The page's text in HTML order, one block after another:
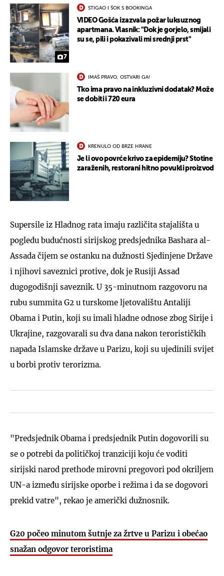
7
STIGAO I ŠOK S BOOKINGA
VIDEO Gošća izazvala požar luksuznog
apartmana. Vlasnik: "Dok je gorjelo, smijali
su se, pili i pokazivali mi srednji prst"
IMAŠ PRAVO, OSTVARI GA!
Tko ima pravo na inkluzivni dodatak? Može
se dobiti i 720 eura
KRENULO OD BRZE HRANE
Je li ovo povrće krivo za epidemiju? Stotine
zaraženih, restorani hitno povukli proizvod
Supersile iz Hladnog rata imaju različita stajališta u
pogledu budućnosti sirijskog predsjednika Bashara al-
Assada čijem se ostanku na dužnosti Sjedinjene Države
i njihovi saveznici protive, dok je Rusiji Assad
dugogodišnji saveznik. U 35-minutnom razgovoru na
rubu summita G2 u turskome ljetovalištu Antaliji
Obama i Putin, koji su imali hladne odnose zbog Sirije i
Ukrajine, razgovarali su dva dana nakon terorističkih
napada Islamske države u Parizu, koji su ujedinili svijet
u borbi protiv terorizma.
"Predsjednik Obama i predsjednik Putin dogovorili su
se o potrebi da političkoj tranziciji koju će voditi
sirijski narod prethode mirovni pregovori pod okriljem
UN-a između sirijske oporbe i režima i da se dogovori
prekid vatre", rekao je američki dužnosnik.
G20 počeo minutom šutnje za žrtve u Parizu i obećao
snažan odgovor teroristima